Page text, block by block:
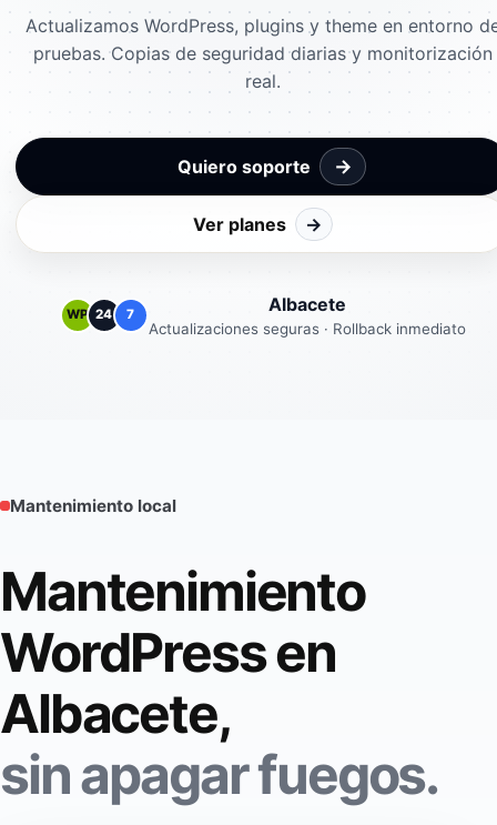
Actualizamos WordPress, plugins y theme en entorno
pruebas. Copias de seguridad diarias y monitorización
real.
Quiero soporte →
Ver planes →
WP 24 7 Albacete
Actualizaciones seguras · Rollback inmediato
Mantenimiento local
Mantenimiento
WordPress en
Albacete,
sin apagar fuegos.